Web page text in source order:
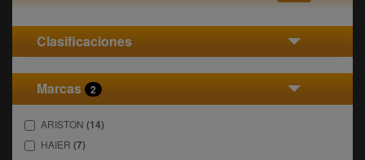
Clasificaciones
Marcas 2
ARISTON (14)
HAIER (7)